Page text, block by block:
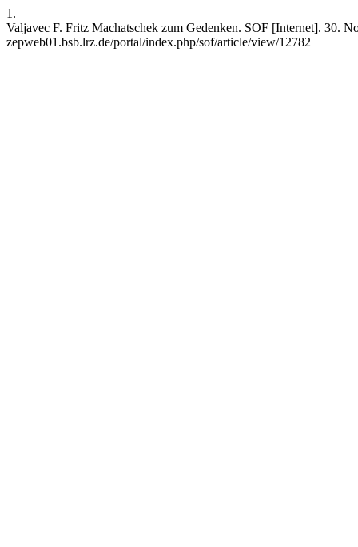
1.
Valjavec F. Fritz Machatschek zum Gedenken. SOF [Internet]. 30.
zepweb01.bsb.lrz.de/portal/index.php/sof/article/view/12782